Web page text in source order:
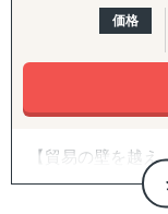
「法規制、税制
が難しい」
「効果的なマーケ
「現地でのビジネ
「その地域特有
など
・現地に売り込
・自社に合うパ
らない
・Amazon USや
ハウがない
・海外事業の戦
【サービス概要】
価格
【貿易の壁を越
ョナル】
トレーディネー